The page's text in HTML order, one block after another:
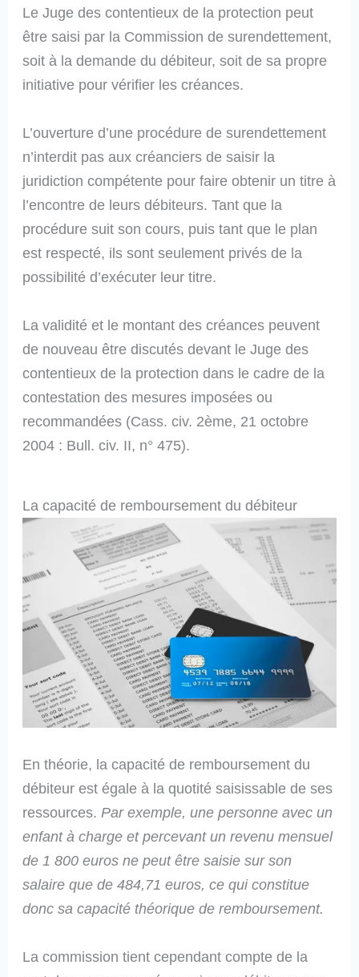
Le Juge des contentieux de la protection peut
être saisi par la Commission de surendettement,
soit à la demande du débiteur, soit de sa propre
initiative pour vérifier les créances.
L’ouverture d’une procédure de surendettement
n’interdit pas aux créanciers de saisir la
juridiction compétente pour faire obtenir un titre à
l’encontre de leurs débiteurs. Tant que la
procédure suit son cours, puis tant que le plan
est respecté, ils sont seulement privés de la
possibilité d’exécuter leur titre.
La validité et le montant des créances peuvent
de nouveau être discutés devant le Juge des
contentieux de la protection dans le cadre de la
contestation des mesures imposées ou
recommandées (Cass. civ. 2ème, 21 octobre
2004 : Bull. civ. II, n° 475).
La capacité de remboursement du débiteur
En théorie, la capacité de remboursement du
débiteur est égale à la quotité saisissable de ses
ressources. Par exemple, une personne avec un
enfant à charge et percevant un revenu mensuel
de 1 800 euros ne peut être saisie sur son
salaire que de 484,71 euros, ce qui constitue
donc sa capacité théorique de remboursement.
La commission tient cependant compte de la